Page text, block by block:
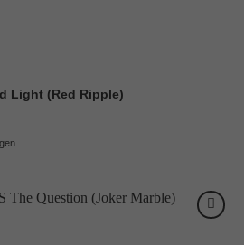
Light (Red Ripple)